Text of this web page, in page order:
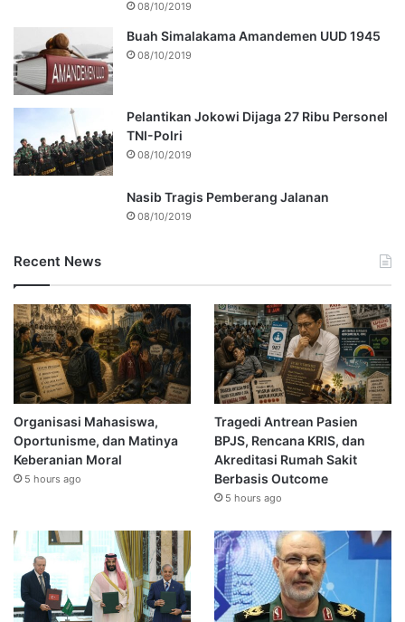
08/10/2019
Buah Simalakama Amandemen UUD 1945
08/10/2019
Pelantikan Jokowi Dijaga 27 Ribu Personel
TNI-Polri
08/10/2019
Nasib Tragis Pemberang Jalanan
08/10/2019
Recent News
Organisasi Mahasiswa,
Oportunisme, dan Matinya
Keberanian Moral
5 hours ago
Tragedi Antrean Pasien
BPJS, Rencana KRIS, dan
Akreditasi Rumah Sakit
Berbasis Outcome
5 hours ago